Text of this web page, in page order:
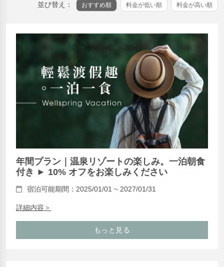
並び替え： おすすめ順 料金が低い順 料金が高い順
年間プラン｜温泉リゾートの楽しみ。一泊朝食
付き ► 10% オフをお楽しみください
宿泊可能期間：2025/01/01 ~ 2027/01/31
詳細内容＞
もっと見る